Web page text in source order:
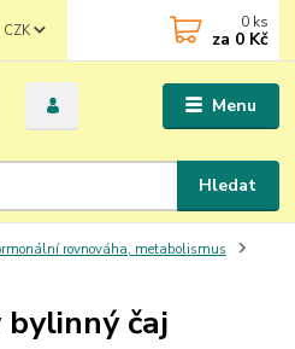
Menu
CZK
Hledat
0 ks
za 0 Kč
rovnováha, metabolismus
čaj